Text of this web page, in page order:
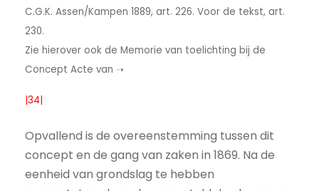
C.G.K. Assen/Kampen 1889, art. 226. Voor de tekst, art.
230.
Zie hierover ook de Memorie van toelichting bij de
Concept Acte van ➝
|34|
Opvallend is de overeenstemming tussen dit
concept en de gang van zaken in 1869. Na de
eenheid van grondslag te hebben